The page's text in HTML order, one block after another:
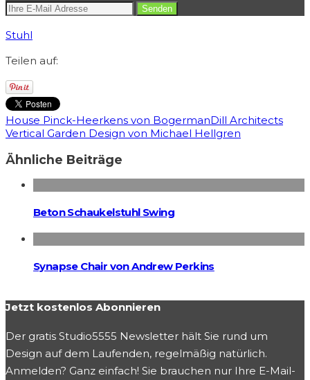
Stuhl
Teilen auf:
House Pinck-Heerkens von BogermanDill Architects
Vertical Garden Design von Michael Hellgren
Ähnliche Beiträge
Beton Schaukelstuhl Swing
Synapse Chair von Andrew Perkins
Jetzt kostenlos Abonnieren
Der gratis Studio5555 Newsletter hält Sie rund um
Design auf dem Laufenden, regelmäßig natürlich.
Anmelden? Ganz einfach! Sie brauchen nur Ihre E-Mail-